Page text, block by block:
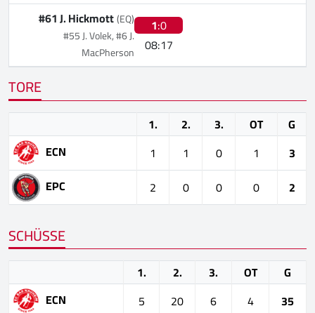
1:0
08:17
#61 J. Hickmott(EQ)
#55 J. Volek, #6 J.
MacPherson
TORE
1. 2. 3. OT
G
ECN
1 1 0 1
3
EPC
2 0 0 0 2
SCHÜSSE
1. 2. 3. OT
G
ECN
5 20 6 4
35